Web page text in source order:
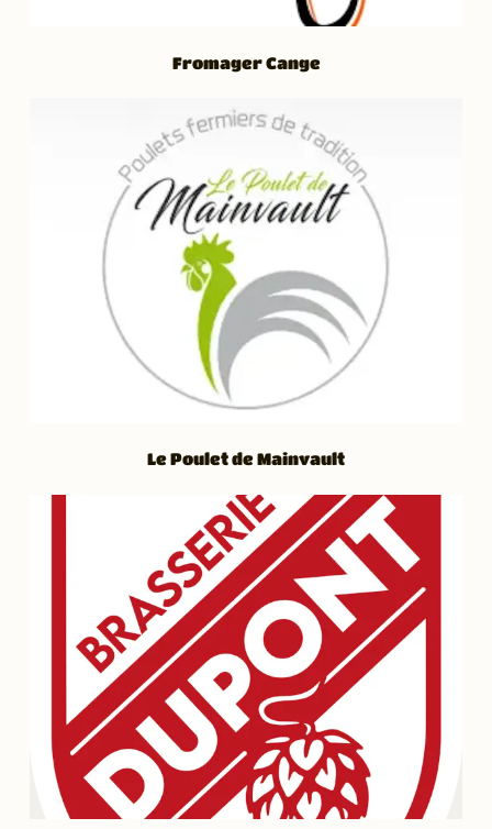
Fromager Cange
Le Poulet de Mainvault